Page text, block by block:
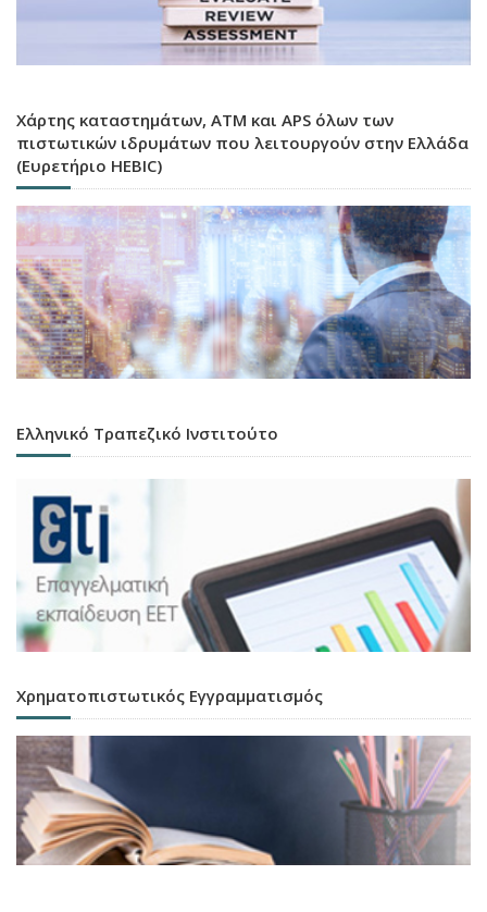
Χάρτης καταστημάτων, ATM και APS όλων των
πιστωτικών ιδρυμάτων που λειτουργούν στην Ελλάδα
(Ευρετήριο HEBIC)
Ελληνικό Τραπεζικό Ινστιτούτο
Χρηματοπιστωτικός Εγγραμματισμός